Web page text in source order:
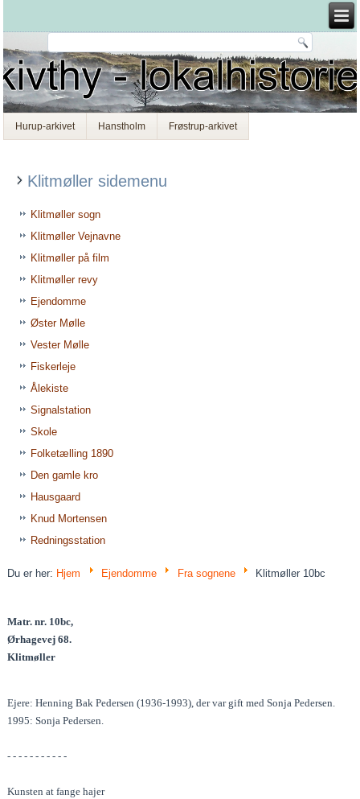
Hurup-arkivet Hanstholm Frøstrup-arkivet
Klitmøller sidemenu
Klitmøller sogn
Klitmøller Vejnavne
Klitmøller på film
Klitmøller revy
Ejendomme
Øster Mølle
Vester Mølle
Fiskerleje
Ålekiste
Signalstation
Skole
Folketælling 1890
Den gamle kro
Hausgaard
Knud Mortensen
Redningsstation
Du er her: Hjem Ejendomme Fra sognene Klitmøller 10bc
Matr. nr. 10bc,
Ørhagevej 68.
Klitmøller
Ejere: Henning Bak Pedersen (1936-1993), der var gift med Sonja Pedersen.
1995: Sonja Pedersen.
- - - - - - - - - - -
Kunsten at fange hajer